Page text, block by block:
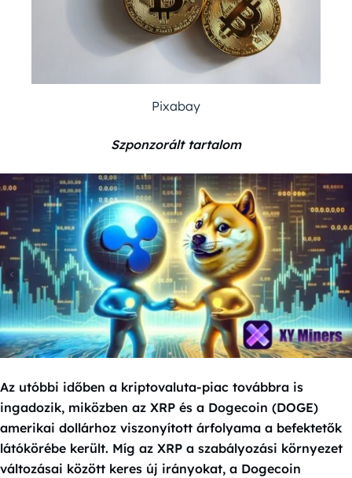
Pixabay
Szponzorált tartalom
Az utóbbi időben a kriptovaluta-piac továbbra is
ingadozik, miközben az XRP és a Dogecoin (DOGE)
amerikai dollárhoz viszonyított árfolyama a befektetők
látókörébe került. Míg az XRP a szabályozási környezet
változásai között keres új irányokat, a Dogecoin